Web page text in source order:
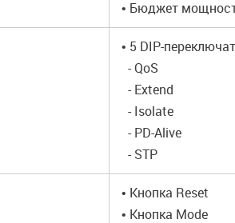
• Бюджет
• 5 DIP-
- QoS
- Extend
- Isolate
- PD-Alive
- STP
• Кнопка Reset
• Кнопка Mode